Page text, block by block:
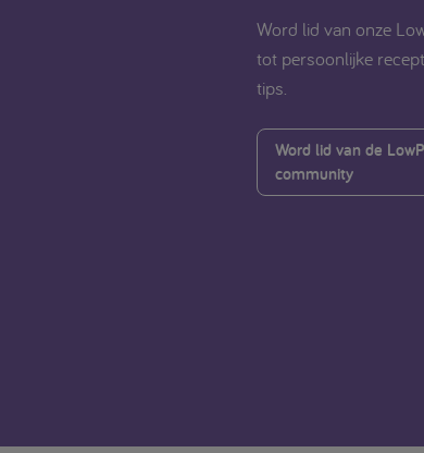
Word lid van onze
tot persoonlijke
tips.
Word lid van de
community